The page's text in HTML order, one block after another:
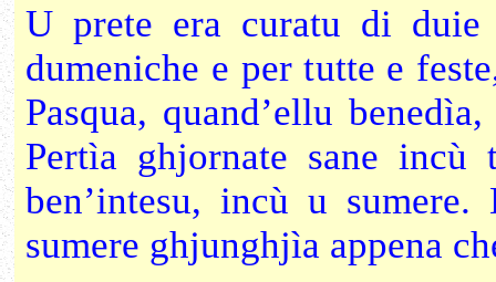
U prete era curatu di
dumeniche e per tutte e
Pasqua, quand’ellu
Pertìa ghjornate sane
ben’intesu, incù u
sumere ghjunghjìa appena